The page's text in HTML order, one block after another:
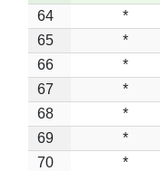
64
*
65
*
66
*
67
*
68
*
69
*
70
*